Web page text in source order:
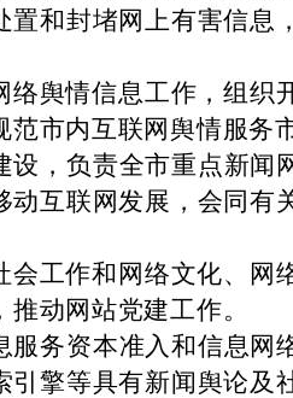
和封堵网上有害信息
络舆情信息工作，组
市内互联网舆情服务
设，负责全市重点新闻
互联网发展，会同有
会工作和网络文化、
动网站党建工作。
服务资本准入和信息网
引擎等具有新闻舆论